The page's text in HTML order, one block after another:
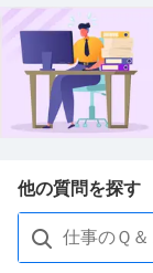
他の質問を探す